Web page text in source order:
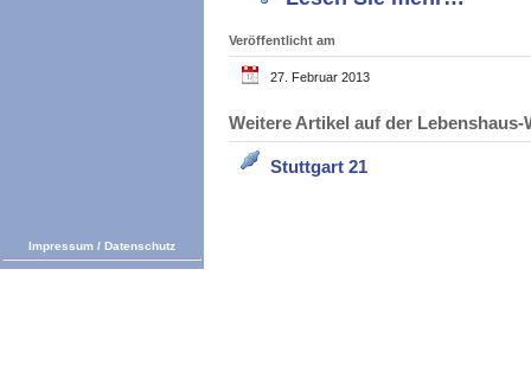
Veröffentlicht am
27. Februar 2013
Weitere Artikel auf der
Stuttgart 21
Impressum / Datenschutz